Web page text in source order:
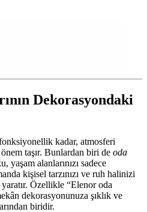
Dekorasyondaki
kadar, atmosferi
taşır. Bunlardan biri de oda
yaşam alanlarınızı sadece
kişisel tarzınızı ve ruh halinizi
Özellikle “Elenor oda
dekorasyonunuza şıklık ve
biridir.